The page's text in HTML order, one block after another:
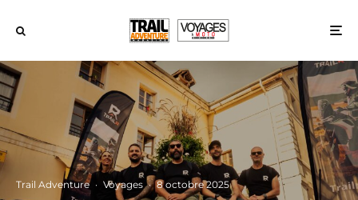
Trail Adventure · Voyages · 8 octobre 2025